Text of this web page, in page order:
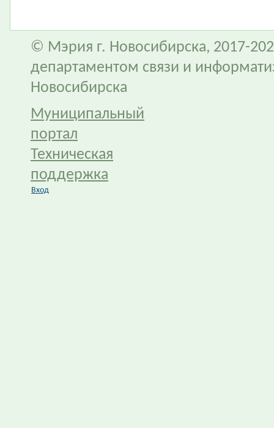
© Мэрия г. Новосибирска, 2017-
департаментом связи и
Новосибирска
Муниципальный
портал
Техническая
поддержка
Вход